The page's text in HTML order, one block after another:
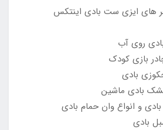
های ایزی ست بادی اینتکس
روی آب
بازی کودک
بادی
بادی ماشین
و انواع وان حمام بادی
بادی